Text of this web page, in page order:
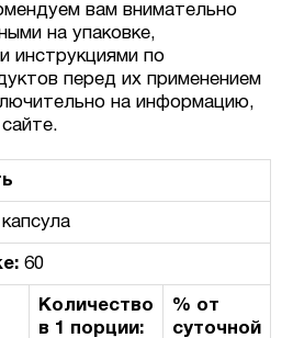
вам внимательно
на упаковке,
инструкциями по
перед их применением
на информацию,
60
Количество
в 1 порции:
% от
суточной